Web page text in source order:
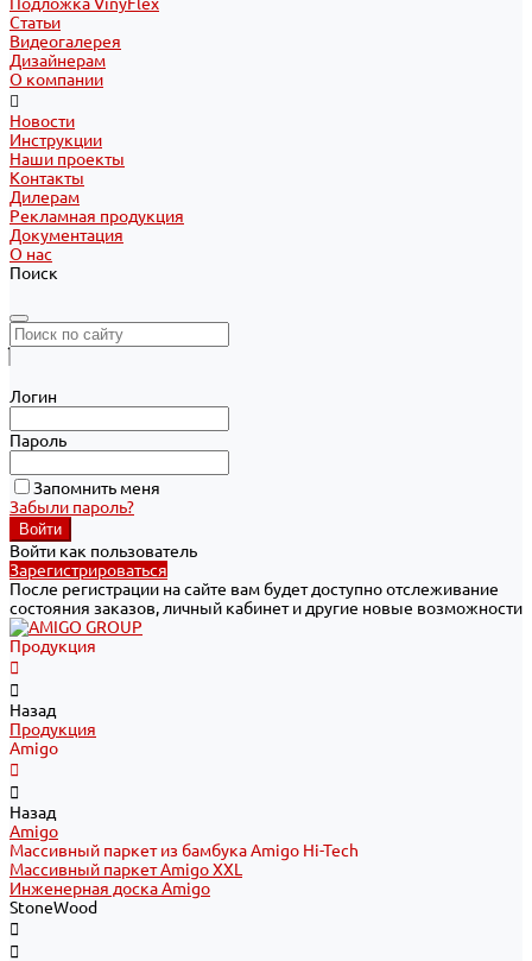
Статьи
Видеогалерея
Дизайнерам
О компании
Новости
Инструкции
Наши проекты
Контакты
Дилерам
Рекламная продукция
Документация
О нас
Поиск
Логин
Пароль
Запомнить меня
Забыли пароль?
Войти как пользователь
Зарегистрироваться
После регистрации на сайте вам будет доступно отслеживание
состояния заказов, личный кабинет и другие новые возможности
Продукция
Назад
Продукция
Amigo
Назад
Amigo
Массивный паркет из бамбука Amigo Hi-Tech
Массивный паркет Amigo XXL
Инженерная доска Amigo
StoneWood